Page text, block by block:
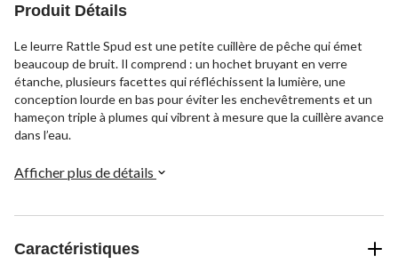
Produit Détails
Le leurre Rattle Spud est une petite cuillère de pêche qui émet
beaucoup de bruit. Il comprend : un hochet bruyant en verre
étanche, plusieurs facettes qui réfléchissent la lumière, une
conception lourde en bas pour éviter les enchevêtrements et un
hameçon triple à plumes qui vibrent à mesure que la cuillère avance
dans l’eau.
Afficher plus de détails
Caractéristiques